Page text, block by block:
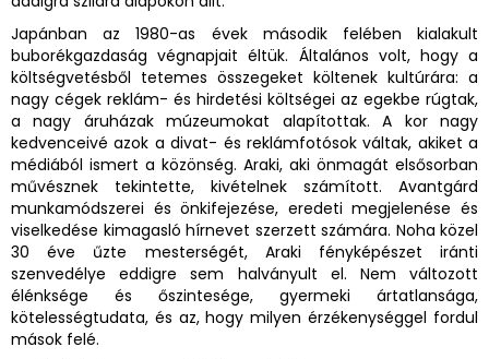
Japánban az 1980-as évek második felében kialakult
buborékgazdaság végnapjait éltük. Általános volt, hogy a
költségvetésből tetemes összegeket költenek kultúrára: a
nagy cégek reklám- és hirdetési költségei az egekbe rúgtak,
a nagy áruházak múzeumokat alapítottak. A kor nagy
kedvenceivé azok a divat- és reklámfotósok váltak, akiket a
médiából ismert a közönség. Araki, aki önmagát elsősorban
művésznek tekintette, kivételnek számított. Avantgárd
munkamódszerei és önkifejezése, eredeti megjelenése és
viselkedése kimagasló hírnevet szerzett számára. Noha közel
30 éve űzte mesterségét, Araki fényképészet iránti
szenvedélye eddigre sem halványult el. Nem változott
élénksége és őszintesége, gyermeki ártatlansága,
kötelességtudata, és az, hogy milyen érzékenységgel fordul
mások felé.